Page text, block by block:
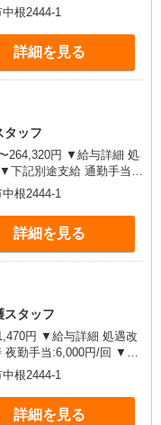
寸志あり：年2
善手当は
なし
根2444-1
詳細を見る
ッフ
円 ▼給与詳細 処
300時〜1/324時 寸
月） ※業績による 特別
額130万円） ※2025年6
根2444-1
詳細を見る
タッフ
細 処遇改
勤手当:6,000円/回 ▼下
年始手当：380円/時
根2444-1
詳細を見る